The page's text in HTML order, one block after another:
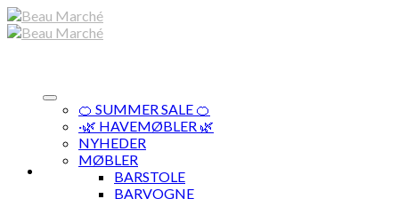
Skip
to
🍊 SUMMER SALE 🍊
·🌿 HAVEMØBLER 🌿
NYHEDER
MØBLER
BARSTOLE
BARVOGNE